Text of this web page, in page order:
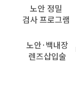
노안 정밀
검사 프로그램
노안·백내장
렌즈삽입술